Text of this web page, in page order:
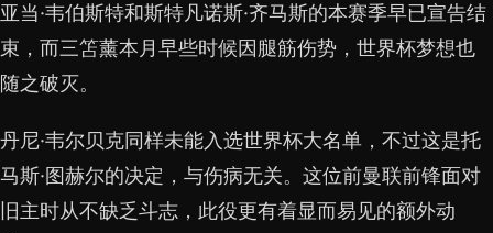
亚当·韦伯斯特和斯特凡诺斯·齐马斯的本赛季早已宣告结
束，而三笘薰本月早些时候因腿筋伤势，世界杯梦想也
随之破灭。
丹尼·韦尔贝克同样未能入选世界杯大名单，不过这是托
马斯·图赫尔的决定，与伤病无关。这位前曼联前锋面对
旧主时从不缺乏斗志，此役更有着显而易见的额外动